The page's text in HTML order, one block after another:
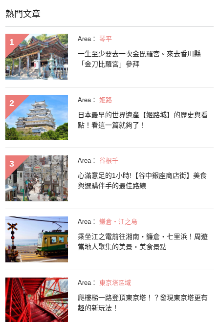
熱門文章
Area： 琴平
一生至少要去一次金毘羅宮。來去香川縣
「金刀比羅宮」參拜
Area： 姬路
日本最早的世界遺產【姬路城】的歷史與看
點！看這一篇就夠了！
Area： 谷根千
心滿意足的1小時!【谷中銀座商店街】美食
與選購伴手的最佳路線
Area： 鎌倉・江之島
乘坐江之電前往湘南・鐮倉・七里浜！周遊
當地人聚集的美景・美食景點
Area： 東京塔區域
爬樓梯一路登頂東京塔！？發現東京塔更有
趣的新玩法！